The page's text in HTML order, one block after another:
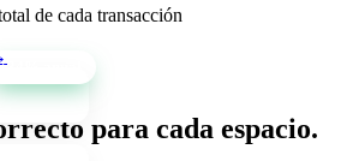
de cada transacción
+34% anual
para cada espacio.